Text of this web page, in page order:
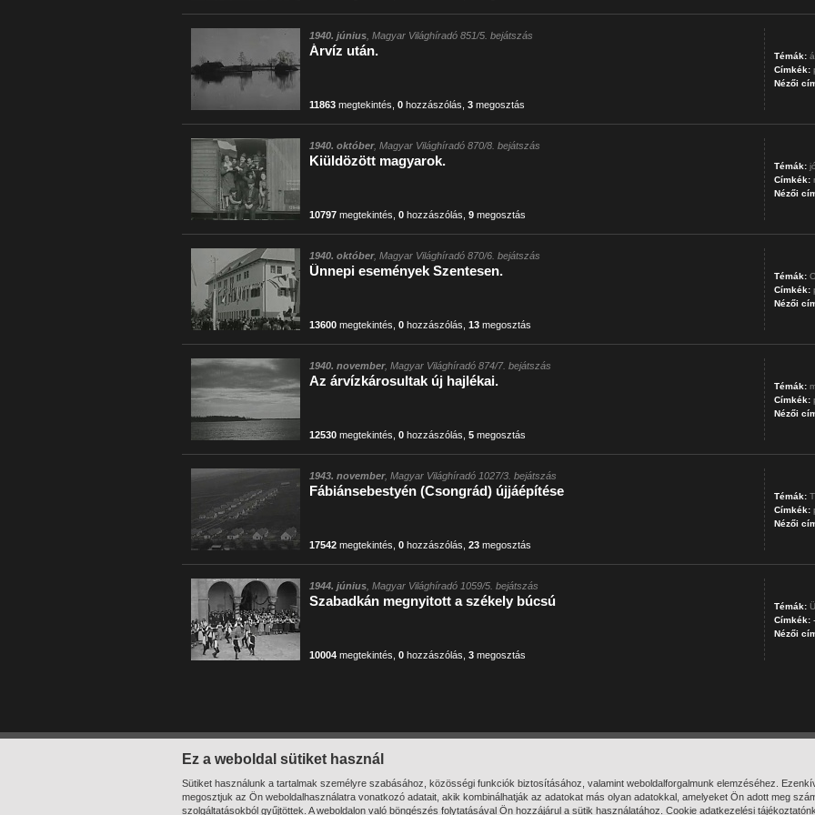
1940. június, Magyar Világhíradó 851/5. bejátszás
Árvíz után.
11863megtekintés 0hozzászólás 3megosztás
Témák:
Címkék:
Nézői
1940. október, Magyar Világhíradó 870/8. bejátszás
Kiüldözött magyarok.
10797megtekintés 0hozzászólás 9megosztás
Témák:
Címkék:
Nézői
1940. október, Magyar Világhíradó 870/6. bejátszás
Ünnepi események Szentesen.
13600megtekintés 0hozzászólás 13megosztás
Témák:
Címkék:
Nézői
1940. november, Magyar Világhíradó 874/7. bejátszás
Az árvízkárosultak új hajlékai.
12530megtekintés 0hozzászólás 5megosztás
Témák:
Címkék:
Nézői
1943. november, Magyar Világhíradó 1027/3. bejátszás
Fábiánsebestyén (Csongrád) újjáépítése
17542megtekintés 0hozzászólás 23megosztás
Témák:
Címkék:
Nézői
1944. június, Magyar Világhíradó 1059/5. bejátszás
Szabadkán megnyitott a székely búcsú
10004megtekintés 0hozzászólás 3megosztás
Témák:
Címkék:-
Nézői
Ez a weboldal sütiket használ
Sütiket használunk a tartalmak személyre szabásához, közösségi funkciók biztosításához, valamint weboldalforgalmunk elemzéséhez.
megosztjuk az Ön weboldalhasználatra vonatkozó adatait, akik kombinálhatják az adatokat más olyan adatokkal, amelyeket Ön adott meg
szolgáltatásokból gyűjtöttek. A weboldalon való böngészés folytatásával Ön hozzájárul a sütik használatához. Cookie adatkezelési
Főoldal
Mi ez?